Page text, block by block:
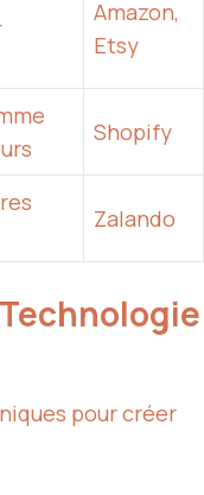
Amazon,
Etsy
Shopify
Zalando
pour créer